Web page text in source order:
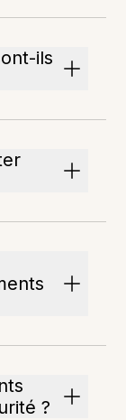
ils
?